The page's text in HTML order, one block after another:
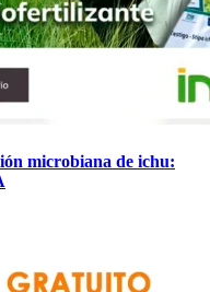
microbiana de ichu: